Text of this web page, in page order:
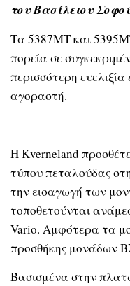
του Βασίλειου
Τα 5387MT και
πορεία σε
περισσότερη
αγοραστή.
Η Kverneland
τύπου πεταλούδας
την εισαγωγή των
τοποθετούνται
Vario. Αμφότερα τα
προσθήκης μονάδων
Βασισμένα στην